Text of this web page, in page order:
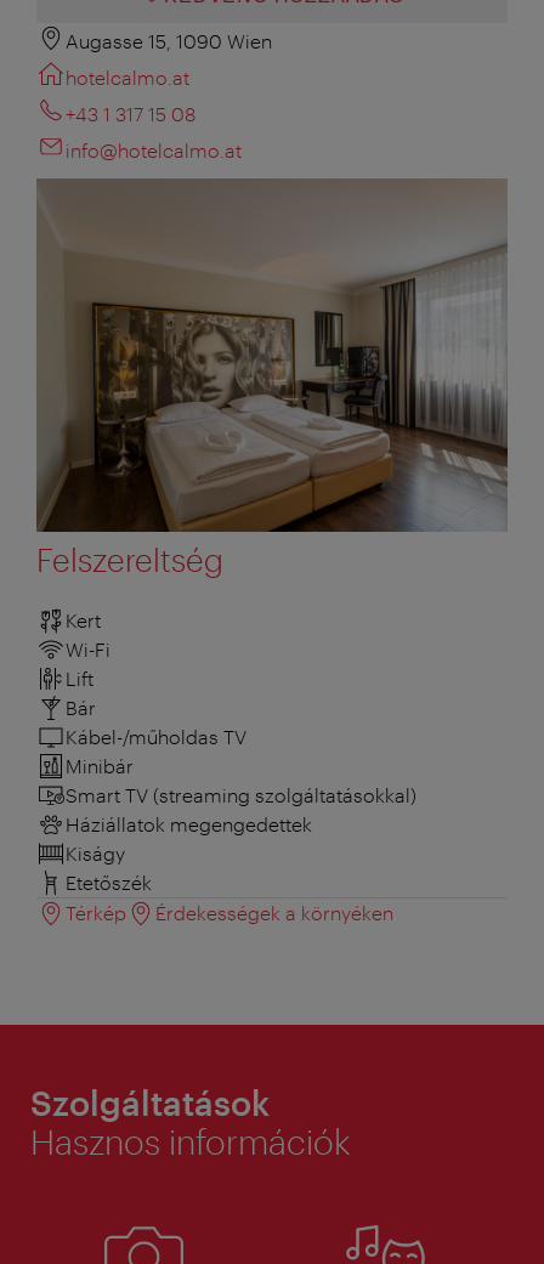
Augasse 15, 1090 Wien
hotelcalmo.at
+43 1 317 15 08
info@hotelcalmo.at
Felszereltség
Kert
Wi-Fi
Lift
Bár
Kábel-/műholdas TV
Minibár
Smart TV (streaming szolgáltatásokkal)
Háziállatok megengedettek
Kiságy
Etetőszék
Térkép
Érdekességek a környéken
Szolgáltatások
Hasznos információk